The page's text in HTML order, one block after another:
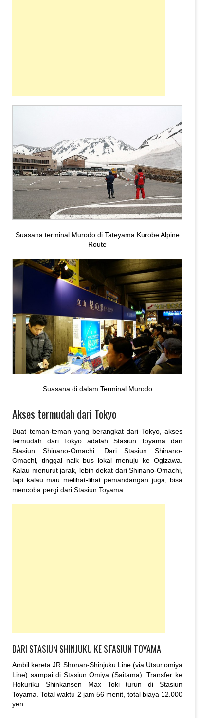
Suasana terminal Murodo di Tateyama Kurobe Alpine
Route
Suasana di dalam Terminal Murodo
Akses termudah dari Tokyo
Buat teman-teman yang berangkat dari Tokyo, akses
termudah dari Tokyo adalah Stasiun Toyama dan
Stasiun Shinano-Omachi. Dari Stasiun Shinano-
Omachi, tinggal naik bus lokal menuju ke Ogizawa.
Kalau menurut jarak, lebih dekat dari Shinano-Omachi,
tapi kalau mau melihat-lihat pemandangan juga, bisa
mencoba pergi dari Stasiun Toyama.
DARI STASIUN SHINJUKU KE STASIUN TOYAMA
Ambil kereta JR Shonan-Shinjuku Line (via Utsunomiya
Line) sampai di Stasiun Omiya (Saitama). Transfer ke
Hokuriku Shinkansen Max Toki turun di Stasiun
Toyama. Total waktu 2 jam 56 menit, total biaya 12.000
yen.